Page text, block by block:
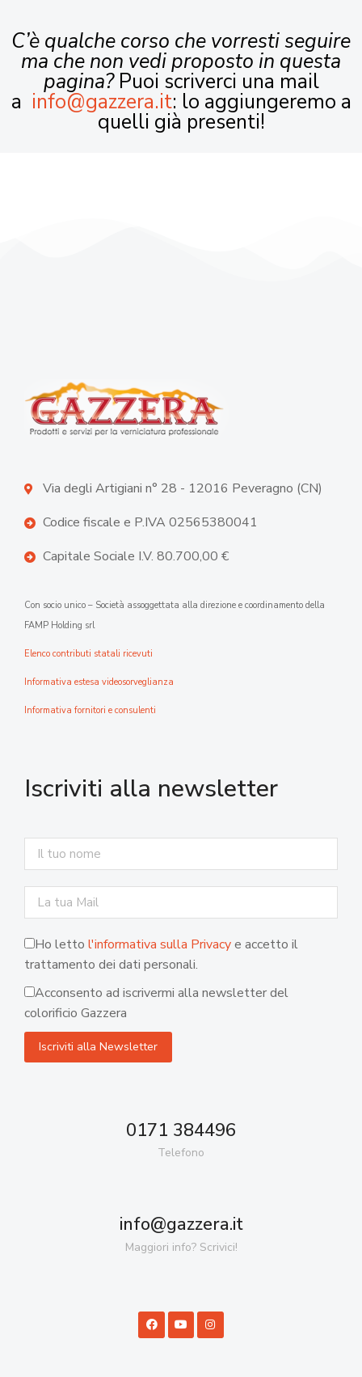
C’è qualche corso che vorresti seguire
ma che non vedi proposto in questa
pagina?Puoi scriverci una mail
a info@gazzera.it: lo aggiungeremo a
quelli già presenti!
Via degli Artigiani n° 28 - 12016 Peveragno (CN)
Codice fiscale e P.IVA 02565380041
Capitale Sociale I.V. 80.700,00 €
Con socio unico – Società assoggettata alla direzione e coordinamento della
FAMP Holding srl
Elenco contributi statali ricevuti
Informativa estesa videosorveglianza
Informativa fornitori e consulenti
Iscriviti alla newsletter
Ho letto l'informativa sulla Privacye accetto il
trattamento dei dati personali.
Acconsento ad iscrivermi alla newsletter del
colorificio Gazzera
0171 384496
Telefono
info@gazzera.it
Maggiori info? Scrivici!